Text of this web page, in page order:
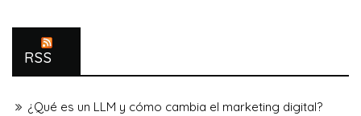
RSS
¿Qué es un LLM y cómo cambia el marketing digital?